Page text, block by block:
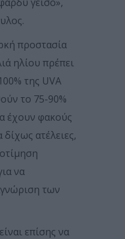
προστασία
ηλίου πρέπει
της UVA
το 75-90%
έχουν φακούς
ατέλειες,
να
των
επίσης να